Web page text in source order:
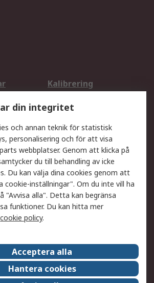
Kalibrering
Teknisk Support
Exportlösningar
Retur av varor
Spåra din order
Fördelar med RS-konto
Försäljningsvillkor
Press Centre
din integritet
och annan teknik för statistisk
personalisering och för att visa
webbplatser. Genom att klicka på
du till behandling av icke
Du kan välja dina cookies genom att
cookie-inställningar". Om du inte vill ha
"Avvisa alla". Detta kan begränsa
funktioner. Du kan hitta mer
cookie policy.
Acceptera alla
Hantera cookies